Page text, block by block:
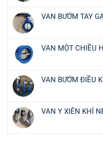
VAN BƯỚM TAY
VAN MỘT CHIỀU
VAN BƯỚM ĐIỀU
VAN Y XIÊN KHÍ